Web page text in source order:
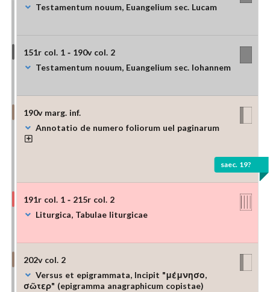
Testamentum nouum, Euangelium sec. Lucam
151r col. 1 - 190v col. 2
Testamentum nouum, Euangelium sec. Iohannem
190v marg. inf.
Annotatio de numero foliorum uel paginarum
saec. 19?
191r col. 1 - 215r col. 2
Liturgica, Tabulae liturgicae
202v col. 2
Versus et epigrammata, Incipit "μέμνησο,
σῶτερ" (epigramma anagraphicum copistae)